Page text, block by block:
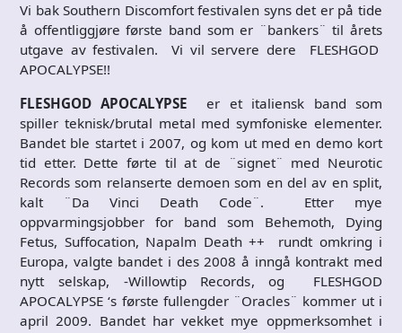
Vi bak Southern Discomfort festivalen syns det er på tide
å offentliggjøre første band som er ¨bankers¨ til årets
utgave av festivalen. Vi vil servere dere FLESHGOD
APOCALYPSE!!
FLESHGOD APOCALYPSE er et italiensk band som
spiller teknisk/brutal metal med symfoniske elementer.
Bandet ble startet i 2007, og kom ut med en demo kort
tid etter. Dette førte til at de ¨signet¨ med Neurotic
Records som relanserte demoen som en del av en split,
kalt ¨Da Vinci Death Code¨. Etter mye
oppvarmingsjobber for band som Behemoth, Dying
Fetus, Suffocation, Napalm Death ++ rundt omkring i
Europa, valgte bandet i des 2008 å inngå kontrakt med
nytt selskap, -Willowtip Records, og FLESHGOD
APOCALYPSE ‘s første fullengder ¨Oracles¨ kommer ut i
april 2009. Bandet har vekket mye oppmerksomhet i